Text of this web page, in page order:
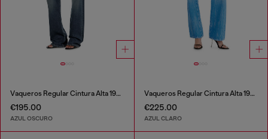
Vaqueros Regular Cintura Alta 1971 D-Sent
€195.00
AZUL OSCURO
Vaqueros Regular Cintura Alta 1971 D-Sent
€225.00
AZUL CLARO